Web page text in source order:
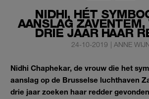
NIDHI, HÉT
AANSLAG
DRIE JAAR HAAR
24-10-2019 | ANNE
Nidhi Chaphekar, de vrouw die het
aanslag op de Brusselse luchthaven
drie jaar zoeken haar redder